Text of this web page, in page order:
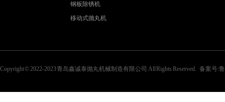
钢板除锈机
移动式抛丸机
Copyright © 2022-2023 青岛鑫诚泰抛丸机械制造有限公司 All Rights Reserved. 备案号: